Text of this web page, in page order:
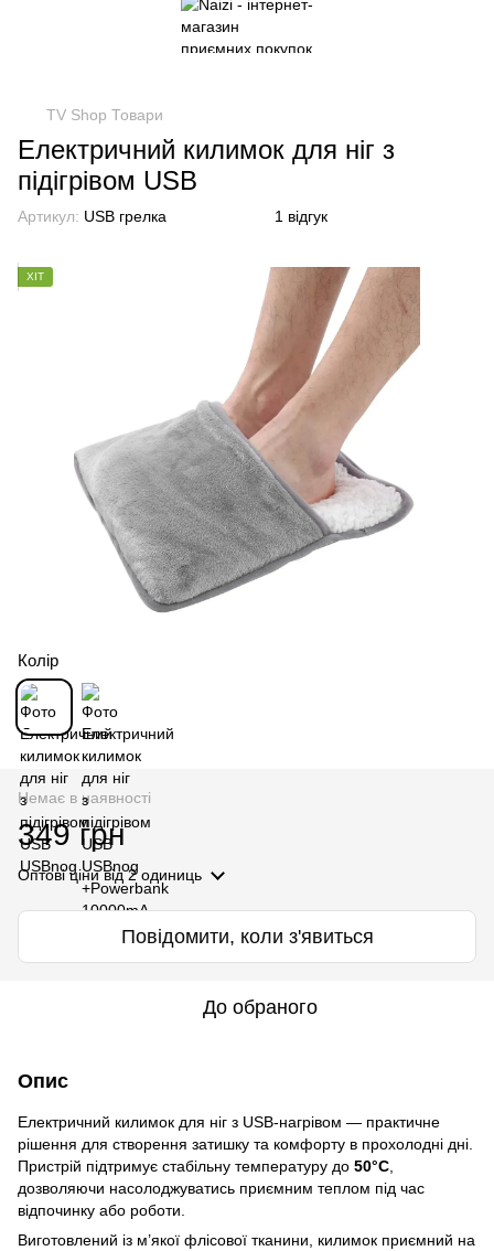
TV Shop Товари
Електричний килимок для ніг з
підігрівом USB
Артикул: USB грелка 1 відгук
ХІТ
Колір
Немає в наявності
349 грн
Оптові цінивід 2 одиниць
Повідомити, коли з'явиться
До обраного
Опис
Електричний килимок для ніг з USB-нагрівом — практичне
рішення для створення затишку та комфорту в прохолодні дні.
Пристрій підтримує стабільну температуру до 50°C
дозволяючи насолоджуватись приємним теплом під час
відпочинку або роботи.
Виготовлений із м’якої флісової тканини, килимок приємний на